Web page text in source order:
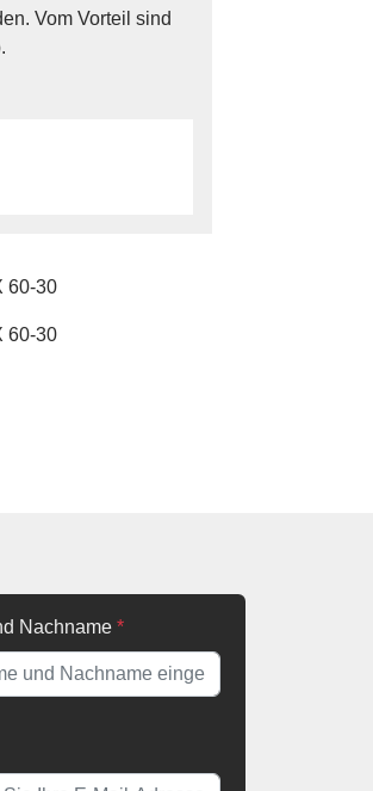
Vom Vorteil sind
Nachname *